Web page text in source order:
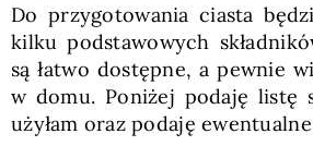
Do przygotowania ciasta
kilku podstawowych
są łatwo dostępne, a pewnie
w domu. Poniżej podaję listę
użyłam oraz podaję